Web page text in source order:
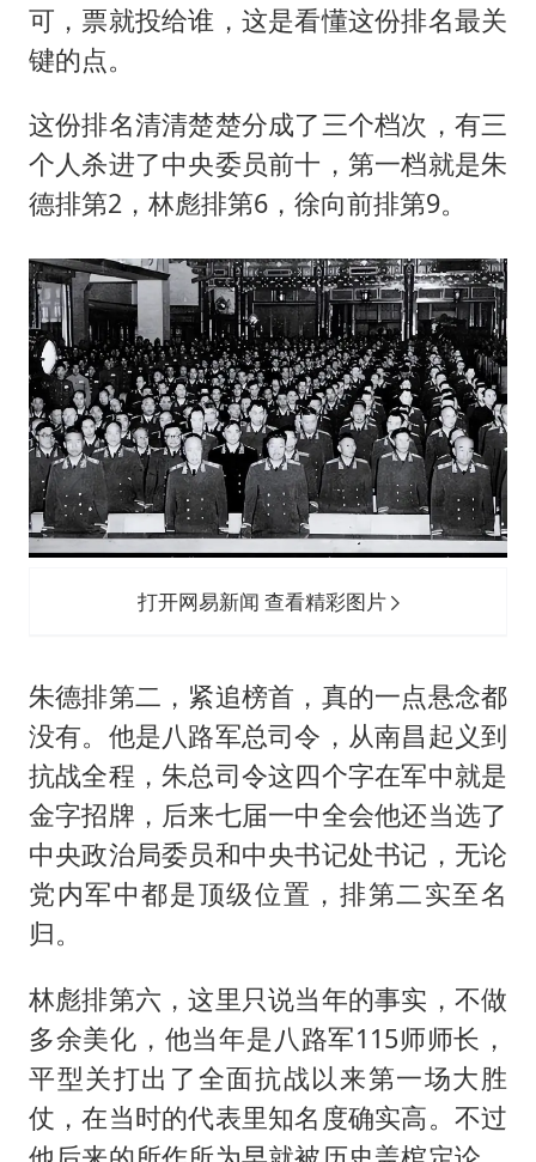
可，票就投给谁，这是看懂这份排名最关
键的点。
这份排名清清楚楚分成了三个档次，有三
个人杀进了中央委员前十，第一档就是朱
德排第2，林彪排第6，徐向前排第9。
打开网易新闻 查看精彩图片
朱德排第二，紧追榜首，真的一点悬念都
没有。他是八路军总司令，从南昌起义到
抗战全程，朱总司令这四个字在军中就是
金字招牌，后来七届一中全会他还当选了
中央政治局委员和中央书记处书记，无论
党内军中都是顶级位置，排第二实至名
归。
林彪排第六，这里只说当年的事实，不做
多余美化，他当年是八路军115师师长，
平型关打出了全面抗战以来第一场大胜
仗，在当时的代表里知名度确实高。不过